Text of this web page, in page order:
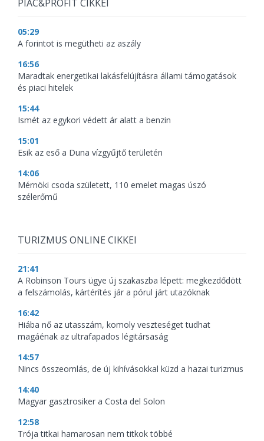
PIAC&PROFIT CIKKEI
05:29
A forintot is megütheti az aszály
16:56
Maradtak energetikai lakásfelújításra állami támogatások
és piaci hitelek
15:44
Ismét az egykori védett ár alatt a benzin
15:01
Esik az eső a Duna vízgyűjtő területén
14:06
Mérnöki csoda született, 110 emelet magas úszó
szélerőmű
TURIZMUS ONLINE CIKKEI
21:41
A Robinson Tours ügye új szakaszba lépett: megkezdődött
a felszámolás, kártérítés jár a pórul járt utazóknak
16:42
Hiába nő az utasszám, komoly veszteséget tudhat
magáénak az ultrafapados légitársaság
14:57
Nincs összeomlás, de új kihívásokkal küzd a hazai turizmus
14:40
Magyar gasztrosiker a Costa del Solon
12:58
Trója titkai hamarosan nem titkok többé